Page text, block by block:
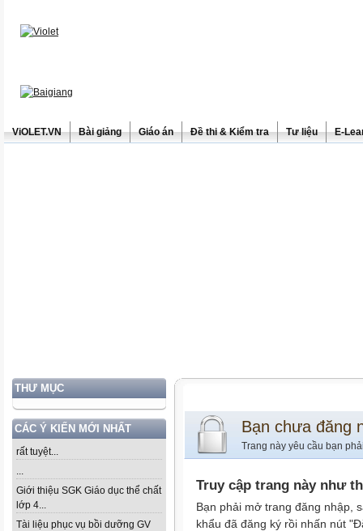
ViOLET.VN Bài giảng Giáo án Đề thi & Kiểm tra Tư liệu E-
THƯ MỤC
CÁC Ý KIẾN MỚI NHẤT
rất tuyệt...
...
Giới thiệu SGK Giáo dục thể chất
lớp 4...
Tài liệu phục vụ bồi dưỡng GV
Bạn chưa đăng
Trang này yêu cầu bạn
Truy cập trang này như
Bạn phải mở trang đăng nhập,
khẩu đã đăng ký rồi nhấn nút